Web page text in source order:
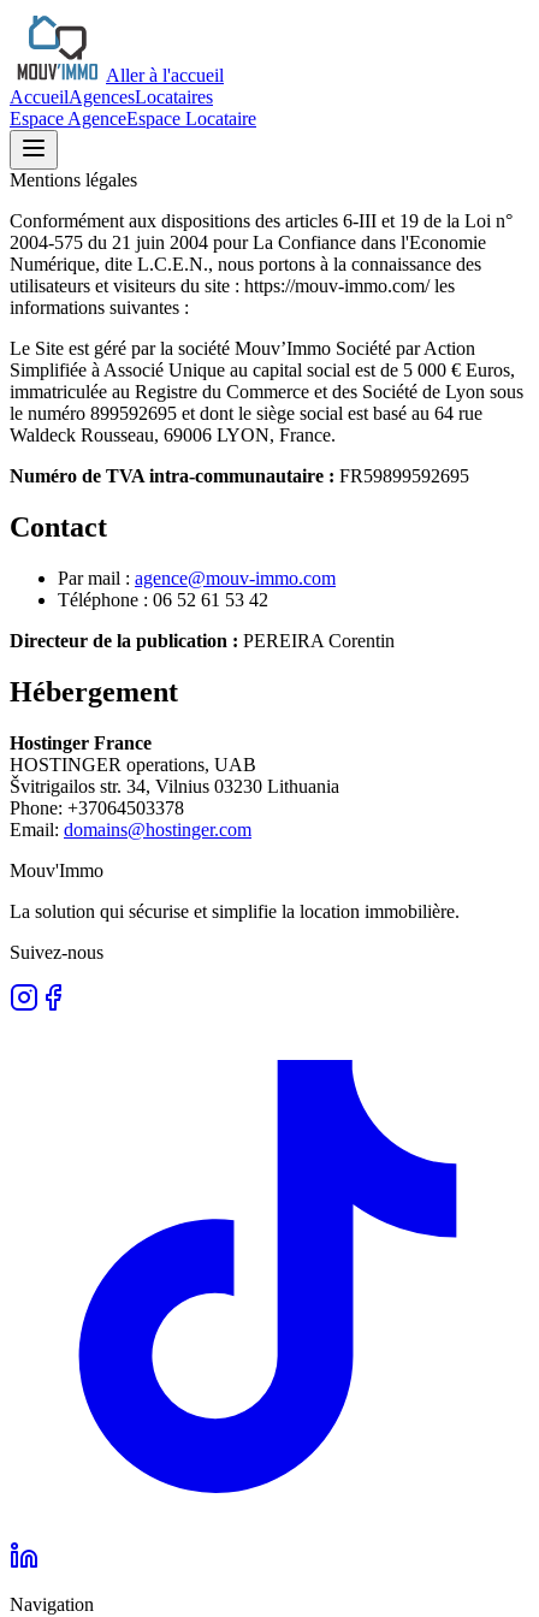
Aller à l'accueil
AccueilAgencesLocataires
Espace AgenceEspace Locataire
Mentions légales
Conformément aux dispositions des articles 6-III et 19 de la Loi n°
2004-575 du 21 juin 2004 pour La Confiance dans l'Economie
Numérique, dite L.C.E.N., nous portons à la connaissance des
utilisateurs et visiteurs du site : https://mouv-immo.com/ les
informations suivantes :
Le Site est géré par la société Mouv’Immo Société par Action
Simplifiée à Associé Unique au capital social est de 5 000 € Euros,
immatriculée au Registre du Commerce et des Société de Lyon sous
le numéro 899592695 et dont le siège social est basé au 64 rue
Waldeck Rousseau, 69006 LYON, France.
Numéro de TVA intra-communautaire : FR59899592695
Contact
Par mail : agence@mouv-immo.com
Téléphone : 06 52 61 53 42
Directeur de la publication : PEREIRA Corentin
Hébergement
Hostinger France
HOSTINGER operations, UAB
Švitrigailos str. 34, Vilnius 03230 Lithuania
Phone: +37064503378
Email: domains@hostinger.com
Mouv'Immo
La solution qui sécurise et simplifie la location immobilière.
Suivez-nous
Navigation